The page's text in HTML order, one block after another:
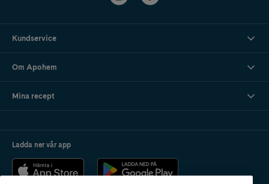
Kundservice
Om Apohem
Mina recept
Ladda ner vår app